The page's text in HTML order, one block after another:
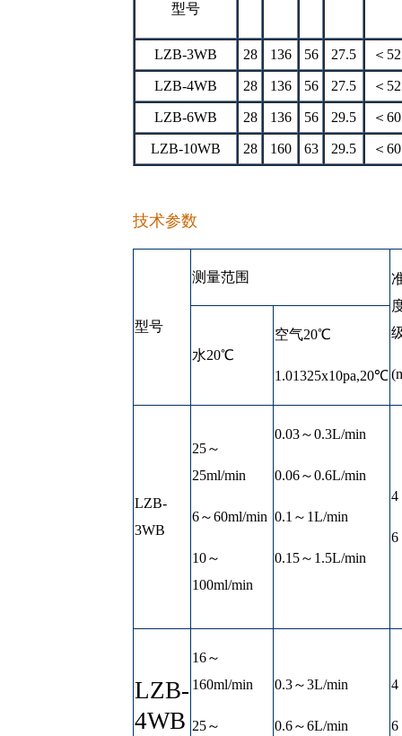
型号
LZB-3WB 28 136 56 27.5 ＜52
LZB-4WB 28 136 56 27.5 ＜52
LZB-6WB 28 136 56 29.5 ＜60
LZB-10WB 28 160 63 29.5 ＜60
技术参数
型号
测量范围
水20℃
空气20℃
1.01325x10pa,20℃
LZB-
3WB
25～
25ml/min
6～60ml/min
10～
100ml/min
0.03～0.3L/min
0.06～0.6L/min
0.1～1L/min
0.15～1.5L/min
4
6
LZB-
4WB
16～
160ml/min
25～
0.3～3L/min
0.6～6L/min
4
6